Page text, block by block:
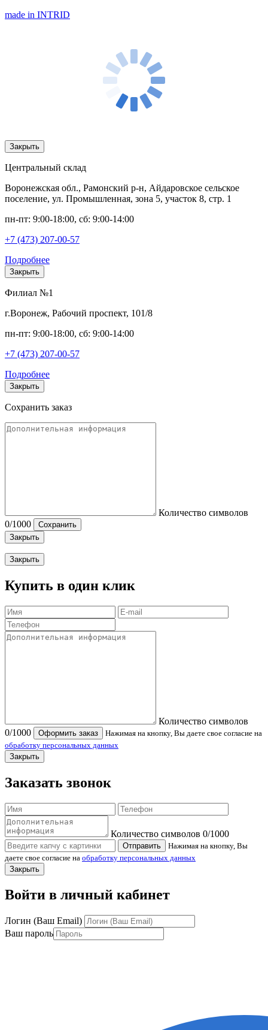
made in INTRID
Закрыть
Центральный склад
Воронежская обл., Рамонский р-н, Айдаровское сельское
поселение, ул. Промышленная, зона 5, участок 8, стр. 1
пн-пт: 9:00-18:00, сб: 9:00-14:00
+7 (473) 207-00-57
Подробнее
Закрыть
Филиал №1
г.Воронеж, Рабочий проспект, 101/8
пн-пт: 9:00-18:00, сб: 9:00-14:00
+7 (473) 207-00-57
Подробнее
Закрыть
Сохранить заказ
Количество символов
0/1000
Сохранить
Закрыть
Закрыть
Купить в один клик
Количество символов
0/1000 Оформить заказ
Нажимая на кнопку, Вы даете свое согласие на
обработку персональных данных
Закрыть
Заказать звонок
Количество символов 0/1000
Отправить
Нажимая на кнопку, Вы
даете свое согласие на обработку персональных данных
Закрыть
Войти в личный кабинет
Логин (Ваш Email)
Ваш пароль